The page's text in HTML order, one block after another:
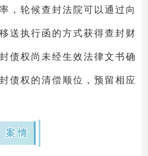
，轮候查封法院可以通过向
送执行函的方式获得查封财
债权尚未经生效法律文书确
债权的清偿顺位，预留相应
案情